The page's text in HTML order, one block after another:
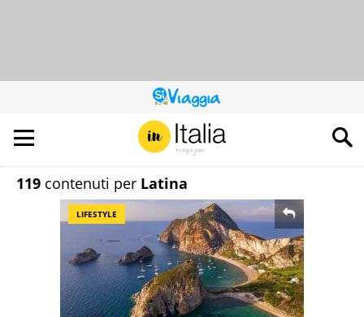
QUESTO
SITO
CONTRIBUISCE
ALL’AUDIENCE
DI
119 contenuti per Latina
LIFESTYLE